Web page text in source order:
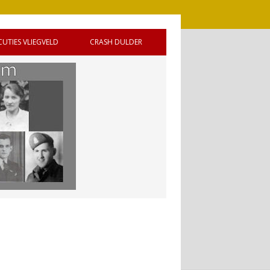
VLIEGVELD CRASH DULDER